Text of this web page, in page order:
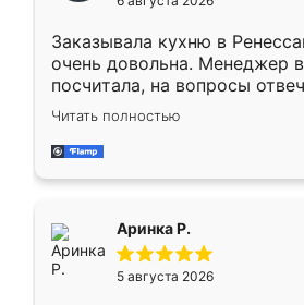
мебели буду заказывать
Заказывала кухню в
очень довольна. Менеджер
посчитала, на вопросы
Замерщик приехал в
делу со всей
за день, ребята работали
Читать полностью
Аринка Р.
5 августа 2026